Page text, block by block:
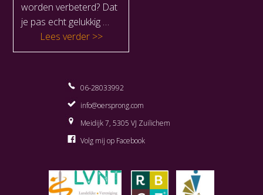
worden verbeterd? Dat
je pas echt gelukkig …
Lees verder “Je ego begrijpen en je vrijheid vinden”
06-28033992
info@oersprong.com
Meidijk 7, 5305 VJ Zuilichem
Volg mij op Facebook